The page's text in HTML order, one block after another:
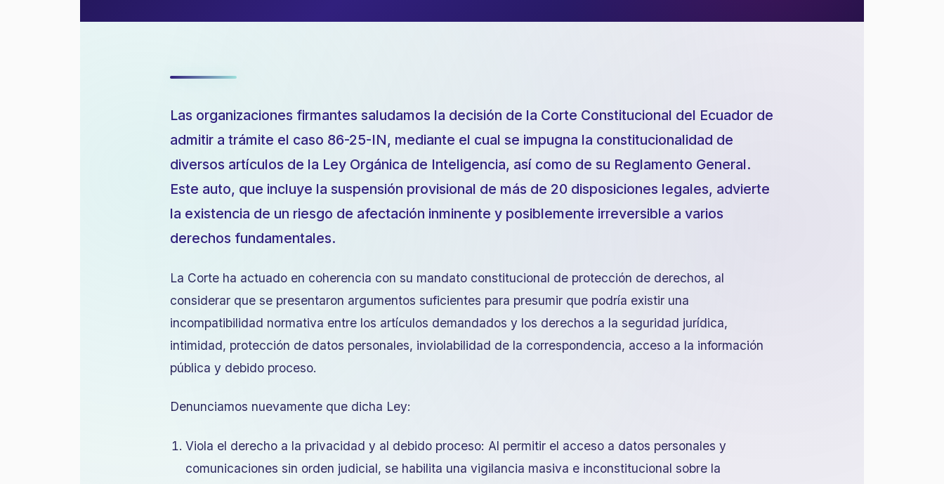
Las organizaciones firmantes saludamos la decisión de la Corte Constitucional del Ecuador de
admitir a trámite el caso 86-25-IN, mediante el cual se impugna la constitucionalidad de
diversos artículos de la Ley Orgánica de Inteligencia, así como de su Reglamento General.
Este auto, que incluye la suspensión provisional de más de 20 disposiciones legales, advierte
la existencia de un riesgo de afectación inminente y posiblemente irreversible a varios
derechos fundamentales.
La Corte ha actuado en coherencia con su mandato constitucional de protección de derechos, al
considerar que se presentaron argumentos suficientes para presumir que podría existir una
incompatibilidad normativa entre los artículos demandados y los derechos a la seguridad jurídica,
intimidad, protección de datos personales, inviolabilidad de la correspondencia, acceso a la información
pública y debido proceso.
Denunciamos nuevamente que dicha Ley:
Viola el derecho a la privacidad y al debido proceso: Al permitir el acceso a datos personales y
comunicaciones sin orden judicial, se habilita una vigilancia masiva e inconstitucional sobre la